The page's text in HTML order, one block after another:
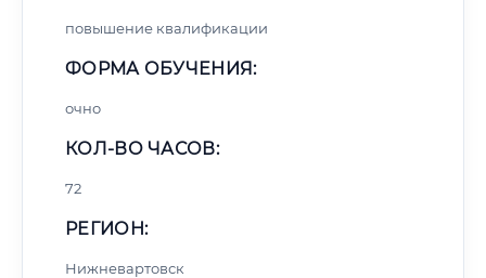
повышение квалификации
ФОРМА ОБУЧЕНИЯ:
очно
КОЛ-ВО ЧАСОВ:
72
РЕГИОН:
Нижневартовск